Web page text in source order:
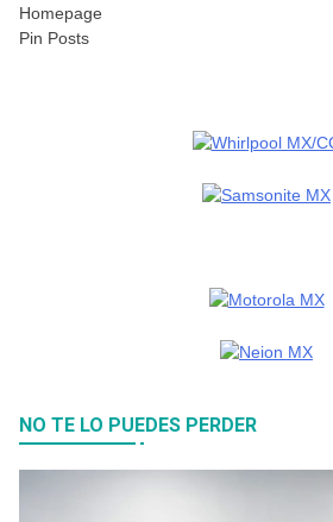
Homepage
Pin Posts
NO TE LO PUEDES PERDER